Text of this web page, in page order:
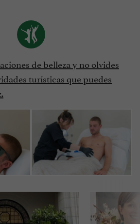
de belleza y no olvides
turísticas que puedes